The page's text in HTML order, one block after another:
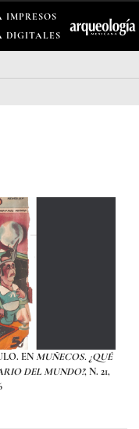
IMPRESOS
DIGITALES
ENMUÑECOS. ¿QUÉ
DEL MUNDO?, N. 21,